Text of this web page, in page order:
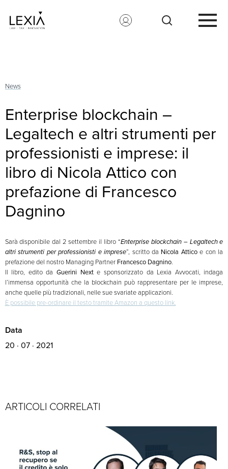
News
Enterprise blockchain –
Legaltech e altri strumenti per
professionisti e imprese: il
libro di Nicola Attico con
prefazione di Francesco
Dagnino
Sarà disponibile dal 2 settembre il libro “Enterprise blockchain – Legaltech e
altri strumenti per professionisti e imprese”, scritto da Nicola Atticoe con la
prefazione del nostro Managing Partner Francesco Dagnino.
Il libro, edito daGuerini Nexte sponsorizzato da Lexia Avvocati, indaga
l’immensa opportunità che la blockchain può rappresentare per le imprese,
anche quelle più tradizionali, nelle sue svariate applicazioni.
È possibile pre-ordinare il testo tramite Amazon a questo link.
Data
20 · 07 · 2021
ARTICOLI CORRELATI